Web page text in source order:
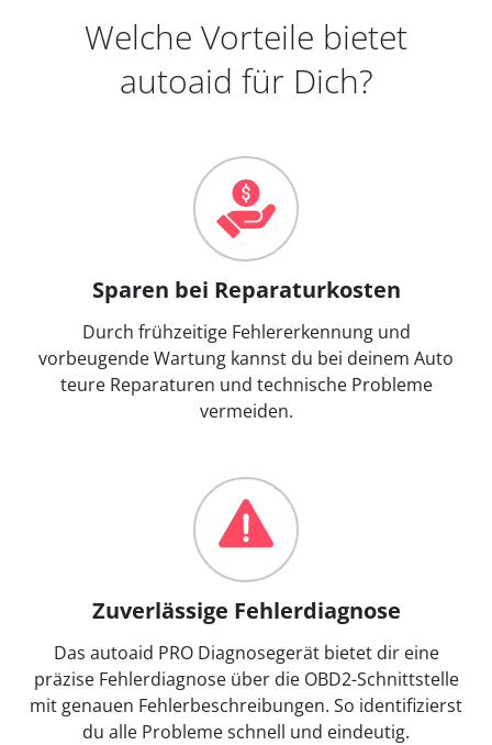
Welche Vorteile bietet
autoaid für Dich?
Sparen bei Reparaturkosten
Durch frühzeitige Fehlererkennung und
vorbeugende Wartung kannst du bei deinem Auto
teure Reparaturen und technische Probleme
vermeiden.
Zuverlässige Fehlerdiagnose
Das autoaid PRO Diagnosegerät bietet dir eine
präzise Fehlerdiagnose über die OBD2-Schnittstelle
mit genauen Fehlerbeschreibungen. So identifizierst
du alle Probleme schnell und eindeutig.